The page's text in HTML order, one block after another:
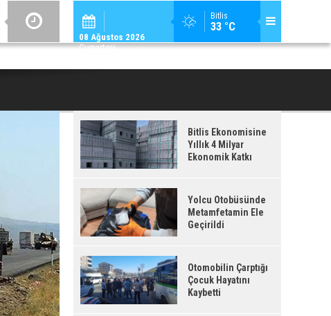
Bitlis
33 °C
08 Ağustos 2026
Cumartesi
ADİLCEVAZ /
ADILCEVAZ'DA KUDUZ VAKASI TESPIT EDILEN KÖY, KARANTINAYA
Bitlis Ekonomisine
Yıllık 4 Milyar
Ekonomik Katkı
Yolcu Otobüsünde
Metamfetamin Ele
Geçirildi
Otomobilin Çarptığı
Çocuk Hayatını
Kaybetti